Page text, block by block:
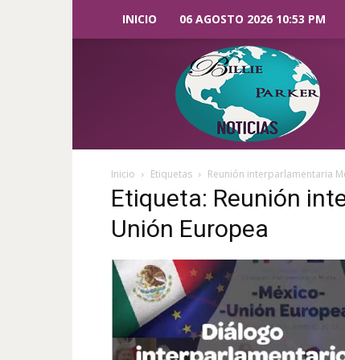
INICIO 06 AGOSTO 2026 10:53 PM
Parker
Noticias
Inicio Etiquetas Reunión interparlamentaria
Etiqueta: Reunión
Unión Europea